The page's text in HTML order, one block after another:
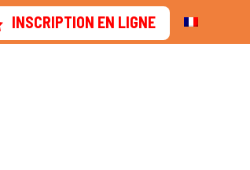
INSCRIPTION EN LIGNE